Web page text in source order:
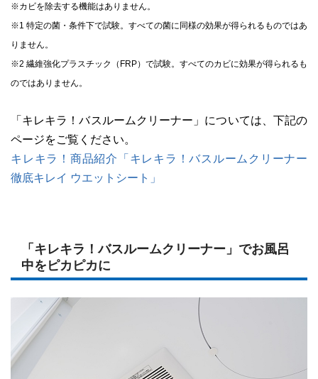
※カビを除去する機能はありません。
※1 特定の菌・条件下で試験。すべての菌に同様の効果が得られるものではあ
りません。
※2 繊維強化プラスチック（FRP）で試験。すべてのカビに効果が得られるも
のではありません。
「キレキラ！バスルームクリーナー」については、下記の
ページをご覧ください。
キレキラ！商品紹介「キレキラ！バスルームクリーナー
徹底キレイ ウエットシート」
「キレキラ！バスルームクリーナー」でお風呂
中をピカピカに